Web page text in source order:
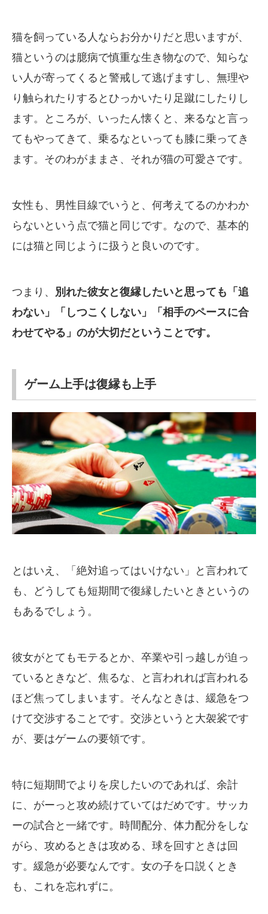
猫を飼っている人ならお分かりだと思いますが、
猫というのは臆病で慎重な生き物なので、知らな
い人が寄ってくると警戒して逃げますし、無理や
り触られたりするとひっかいたり足蹴にしたりし
ます。ところが、いったん懐くと、来るなと言っ
てもやってきて、乗るなといっても膝に乗ってき
ます。そのわがままさ、それが猫の可愛さです。
女性も、男性目線でいうと、何考えてるのかわか
らないという点で猫と同じです。なので、基本的
には猫と同じように扱うと良いのです。
つまり、 別れた彼女と復縁したいと思っても「追
わない」「しつこくしない」「相手のペースに合
わせてやる」のが大切だということです。
ゲーム上手は復縁も上手
とはいえ、「絶対追ってはいけない」と言われて
も、どうしても短期間で復縁したいときというの
もあるでしょう。
彼女がとてもモテるとか、卒業や引っ越しが迫っ
ているときなど、焦るな、と言われれば言われる
ほど焦ってしまいます。そんなときは、緩急をつ
けて交渉することです。交渉というと大袈裟です
が、要はゲームの要領です。
特に短期間でよりを戻したいのであれば、余計
に、がーっと攻め続けていてはだめです。サッカ
ーの試合と一緒です。時間配分、体力配分をしな
がら、攻めるときは攻める、球を回すときは回
す。緩急が必要なんです。女の子を口説くとき
も、これを忘れずに。